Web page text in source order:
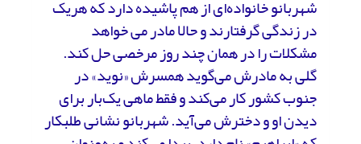
شهربانو خانواده‌ای از هم پاشیده دارد که هریک
در زندگی گرفتارند و حالا مادر می خواهد
مشکلات را در همان چند روز مرخصی حل کند.
گلی به مادرش می‌گوید همسرش «نوید» در
جنوب کشور کار می‌کند و فقط ماهی یک‌بار برای
دیدن او و دخترش می‌آید. شهربانو نشانی طلبکار